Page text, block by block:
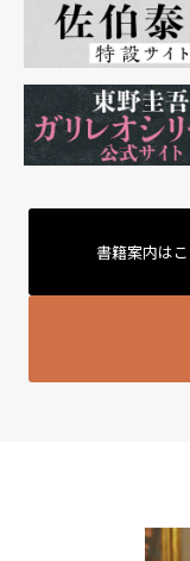
書籍案内は